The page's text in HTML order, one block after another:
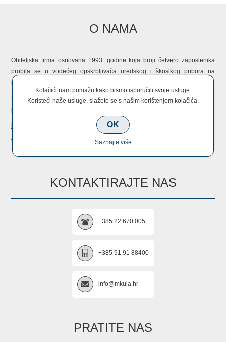
O NAMA
Obiteljska firma osnovana 1993. godine koja broji četvero zaposlenika
probila se u vodećeg opskrbljivača uredskog i škoslkog pribora na
području grada Vodica i Šibenika.
U našem širokom asortimanu možete naći nešto za sebe i svoje bližnje i
po cijeni i po kvaliteti konkuretni.
jer nama je zadovoljstvo raditi s Vama!
Vaš MKula tim!
KONTAKTIRAJTE NAS
+385 22 670 005
+385 91 91 88400
info@mkula.hr
PRATITE NAS
Kolačići nam pomažu kako bismo isporučili svoje usluge.
Koristeći naše usluge, slažete se s našim korištenjem kolačića.
OK
Saznajte više